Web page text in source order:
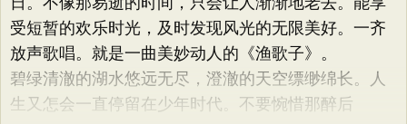
受短暂的欢乐时光，及时发现风光的无限美好。一齐
放声歌唱。就是一曲美妙动人的《渔歌子》。
碧绿清澈的湖水悠远无尽，澄澈的天空缥缈绵长。人
生又怎会一直停留在少年时代。不要惋惜那醉后